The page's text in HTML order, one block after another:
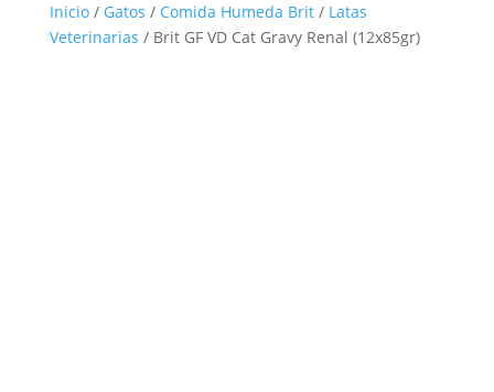
Inicio/ Gatos / Comida Humeda Brit/ Latas
Veterinarias / Brit GF VD Cat Gravy Renal (12x85gr)